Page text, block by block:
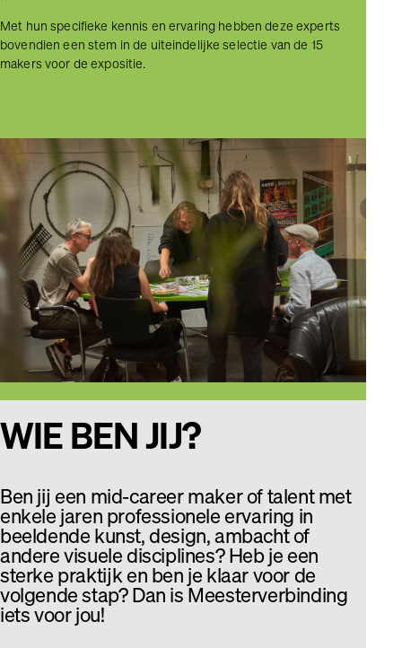
Met hun specifieke kennis en ervaring hebben deze experts
bovendien een stem in de uiteindelijke selectie van de 15
makers voor de expositie.
WIE BEN JIJ?
Ben jij een mid-career maker of talent met
enkele jaren professionele ervaring in
beeldende kunst, design, ambacht of
andere visuele disciplines? Heb je een
sterke praktijk en ben je klaar voor de
volgende stap? Dan is Meester­verbinding
iets voor jou!